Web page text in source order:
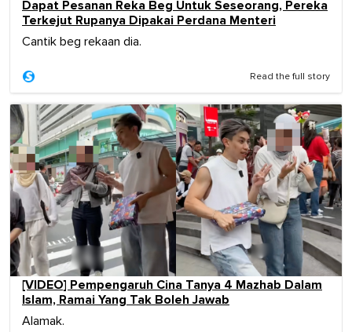
Dapat Pesanan Reka Beg Untuk Seseorang, Pereka
Terkejut Rupanya Dipakai Perdana Menteri
Cantik beg rekaan dia.
Read the full story
[VIDEO] Pempengaruh Cina Tanya 4 Mazhab Dalam
Islam, Ramai Yang Tak Boleh Jawab
Alamak.